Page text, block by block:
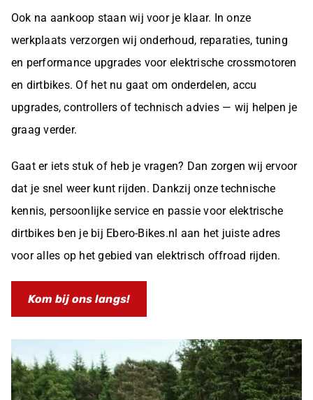
Ook na aankoop staan wij voor je klaar. In onze
werkplaats verzorgen wij onderhoud, reparaties, tuning
en performance upgrades voor elektrische crossmotoren
en dirtbikes. Of het nu gaat om onderdelen, accu
upgrades, controllers of technisch advies — wij helpen je
graag verder.
Gaat er iets stuk of heb je vragen? Dan zorgen wij ervoor
dat je snel weer kunt rijden. Dankzij onze technische
kennis, persoonlijke service en passie voor elektrische
dirtbikes ben je bij Ebero-Bikes.nl aan het juiste adres
voor alles op het gebied van elektrisch offroad rijden.
Kom bij ons langs!